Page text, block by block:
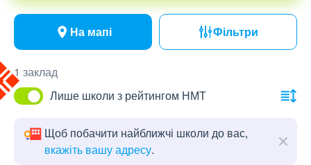
На мапі Фільтри
1 заклад
Лише школи з рейтингом НМТ
Щоб побачити найближчі школи до вас,
вкажіть вашу адресу.